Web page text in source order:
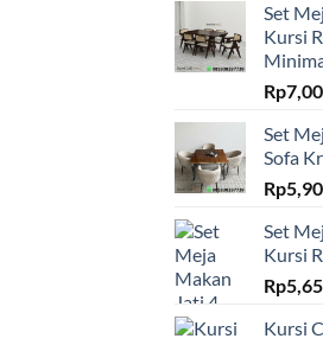
Set
Kursi
Rp
Set
Sofa
Rp
Set
Kursi
Rp
Kursi